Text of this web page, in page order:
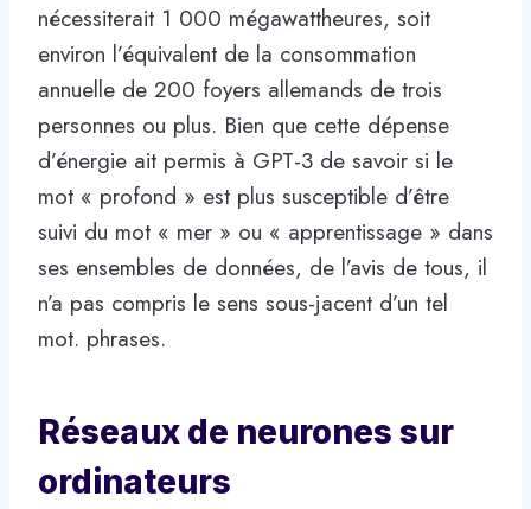
nécessiterait 1 000 mégawattheures, soit
environ l’équivalent de la consommation
annuelle de 200 foyers allemands de trois
personnes ou plus. Bien que cette dépense
d’énergie ait permis à GPT-3 de savoir si le
mot « profond » est plus susceptible d’être
suivi du mot « mer » ou « apprentissage » dans
ses ensembles de données, de l’avis de tous, il
n’a pas compris le sens sous-jacent d’un tel
mot. phrases.
Réseaux de neurones sur
ordinateurs